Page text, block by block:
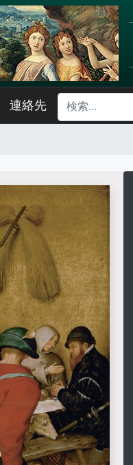
連絡先